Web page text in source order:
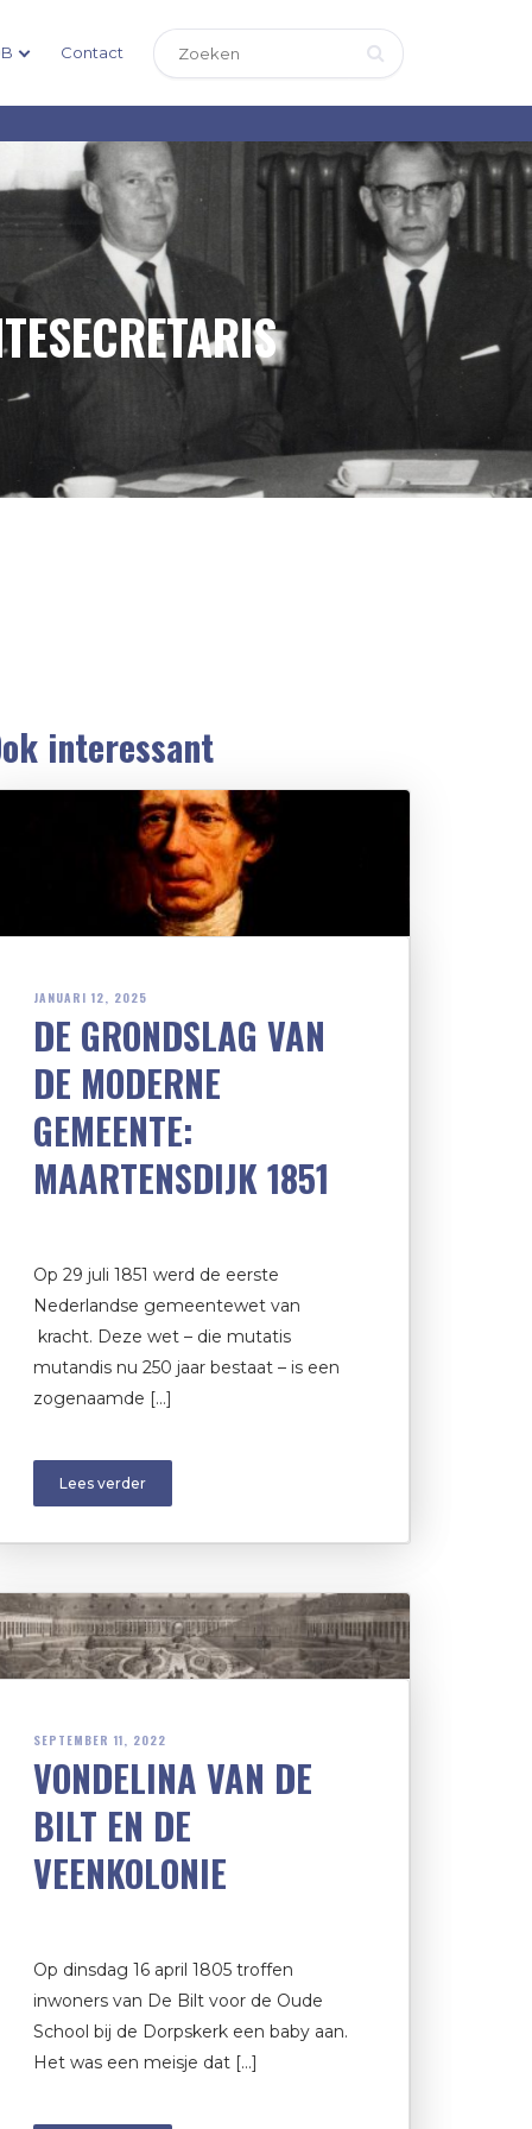
Contact
interessant
JANUARI 12, 2025
DE GRONDSLAG VAN
DE MODERNE
GEMEENTE:
MAARTENSDIJK 1851
Op 29 juli 1851 werd de eerste
Nederlandse gemeentewet van
kracht. Deze wet – die mutatis
mutandis nu 250 jaar bestaat – is een
zogenaamde […]
Lees verder
SEPTEMBER 11, 2022
VONDELINA VAN DE
BILT EN DE
VEENKOLONIE
Op dinsdag 16 april 1805 troffen
inwoners van De Bilt voor de Oude
School bij de Dorpskerk een baby aan.
Het was een meisje dat […]